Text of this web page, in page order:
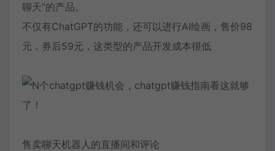
聊天”的产品。
不仅有ChatGPT的功能，还可以进行AI绘画，售价98
元，券后59元，这类型的产品开发成本很低
售卖聊天机器人的直播间和评论